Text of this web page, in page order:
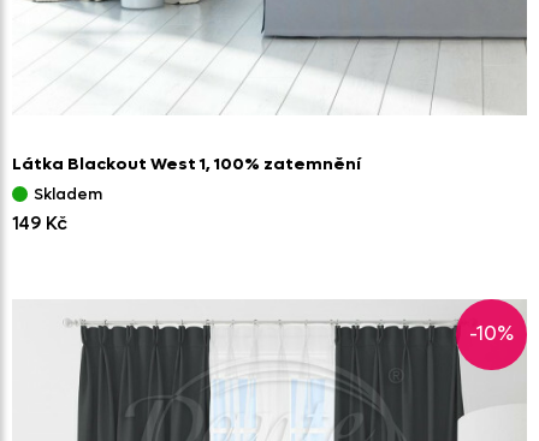
Látka Blackout West 1,100% zatemnění
Skladem
149 Kč
-10%